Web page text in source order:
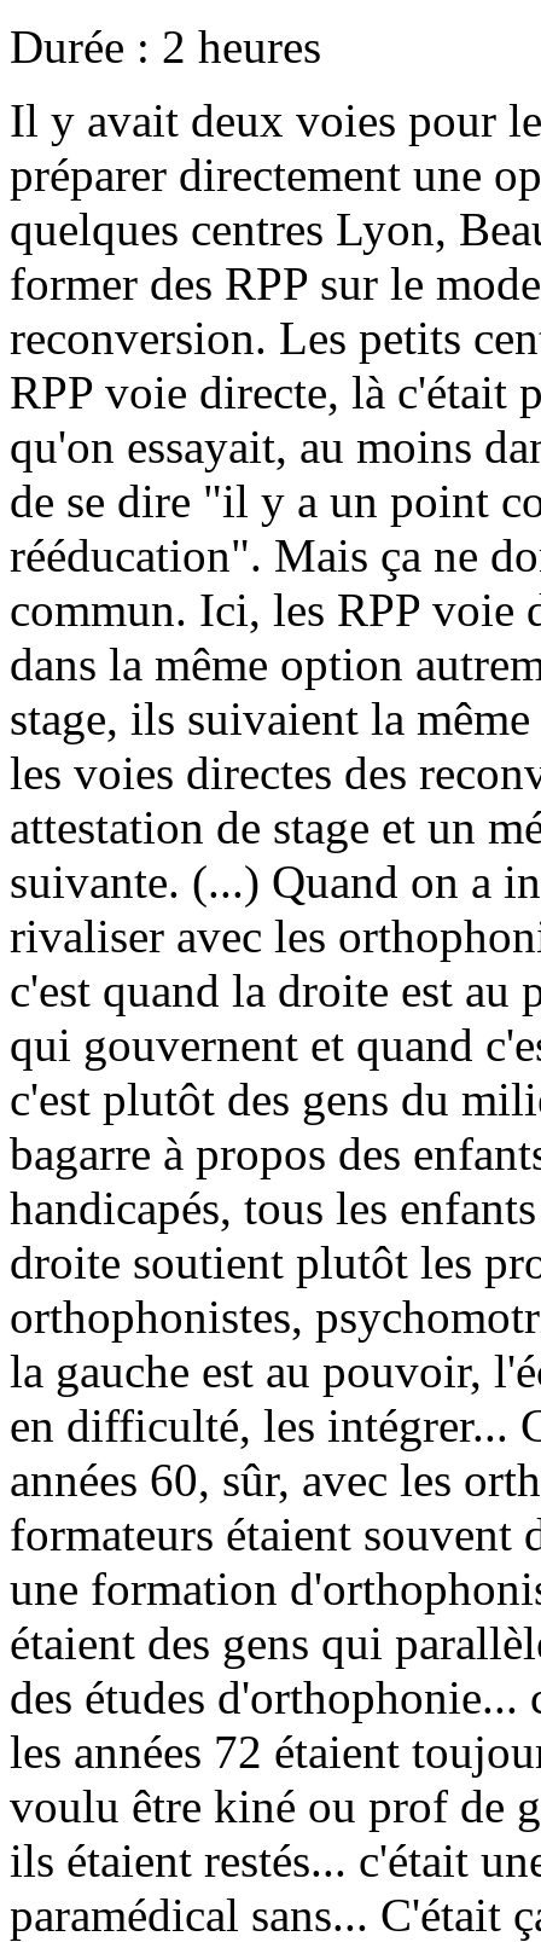
Durée : 2 heures
Il y avait deux voies pour
préparer directement une
quelques centres Lyon,
former des RPP sur le
reconversion. Les petits
RPP voie directe, là c'était
qu'on essayait, au moins
de se dire "il y a un point
rééducation". Mais ça ne
commun. Ici, les RPP voie
dans la même option
stage, ils suivaient la
les voies directes des
attestation de stage et un
suivante. (...) Quand on a
rivaliser avec les
c'est quand la droite est au
qui gouvernent et quand
c'est plutôt des gens du
bagarre à propos des
handicapés, tous les
droite soutient plutôt les
orthophonistes,
la gauche est au pouvoir,
en difficulté, les intégrer...
années 60, sûr, avec les
formateurs étaient souvent
une formation
étaient des gens qui
des études d'orthophonie...
les années 72 étaient
voulu être kiné ou prof de
ils étaient restés... c'était
paramédical sans... C'était